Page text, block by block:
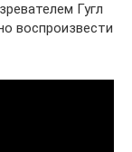
Гугл
воспроизвести